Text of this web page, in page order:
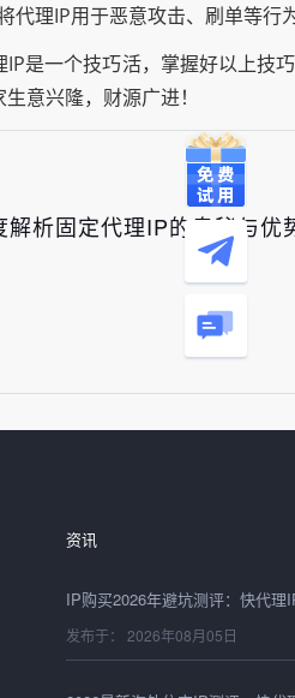
代理IP用于恶意攻击、刷单等
是一个技巧活，掌握好以上技
意兴隆，财源广进！
解析固定代理IP的奥秘与优
资讯
发布于： 2026年08月06日
发布于： 2026年08月05日